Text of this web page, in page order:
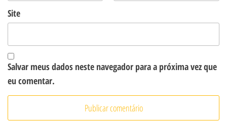
Site
Salvar meus dados neste navegador para a próxima vez que
eu comentar.